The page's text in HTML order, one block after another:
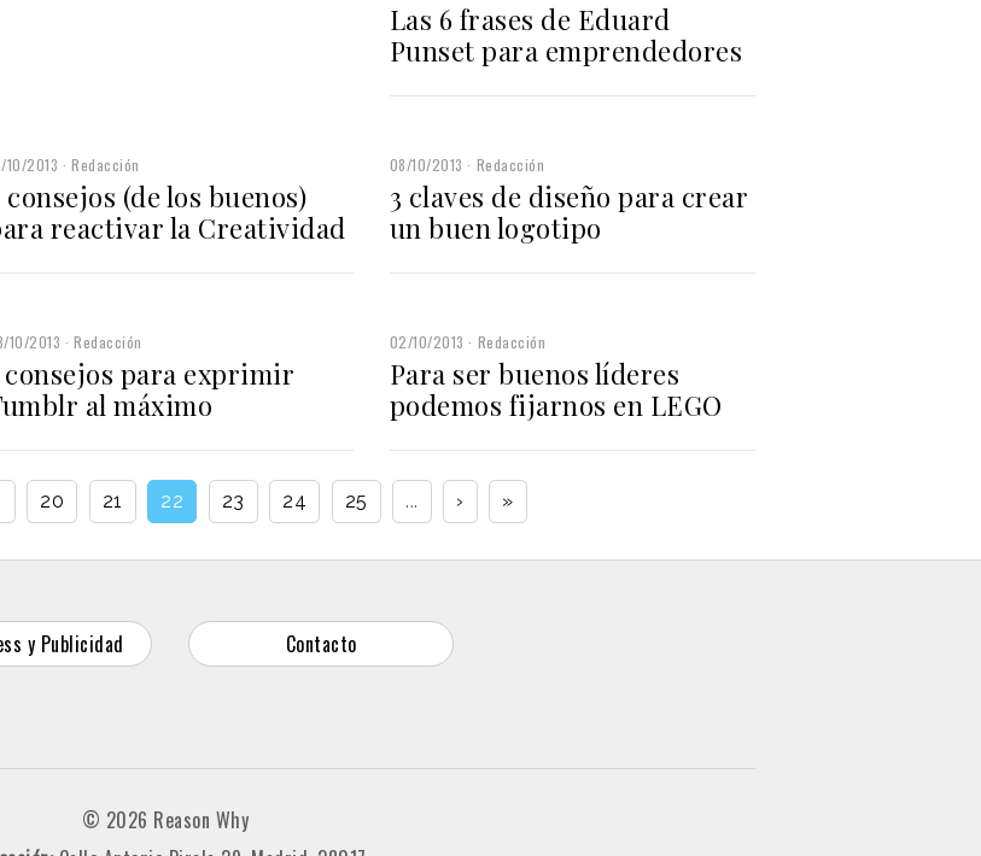
Las 6 frases de Eduard
Punset para emprendedores
10/2013 Redacción
consejos (de los buenos)
reactivar la Creatividad
08/10/2013 Redacción
3 claves de diseño para crear
un buen logotipo
10/2013 Redacción
consejos para exprimir
al máximo
02/10/2013 Redacción
Para ser buenos líderes
podemos fijarnos en LEGO
20 21 22 23 24 25 ... › »
y Publicidad Contacto
© 2026 Reason Why